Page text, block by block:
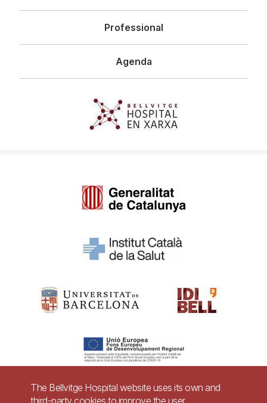
Professional
Agenda
The Bellvitge Hospital website uses its own and